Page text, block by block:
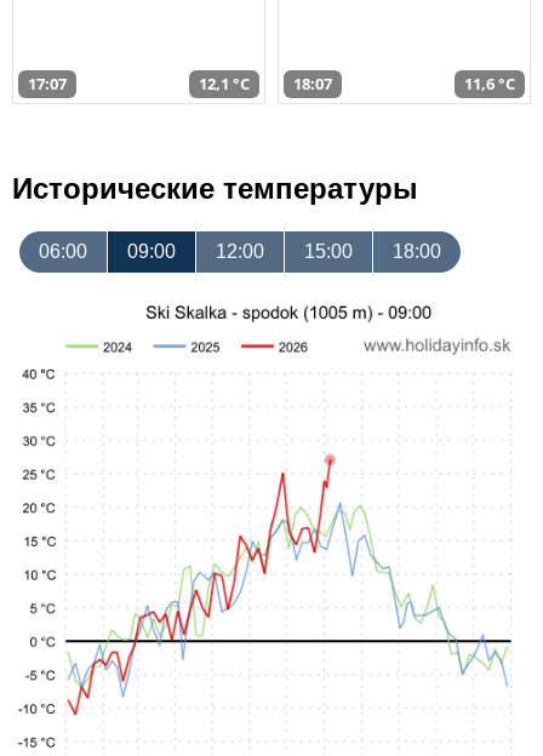
17:07 12,1 °C 18:07 11,6 °C
Исторические температуры
06:00 09:00 12:00 15:00 18:00